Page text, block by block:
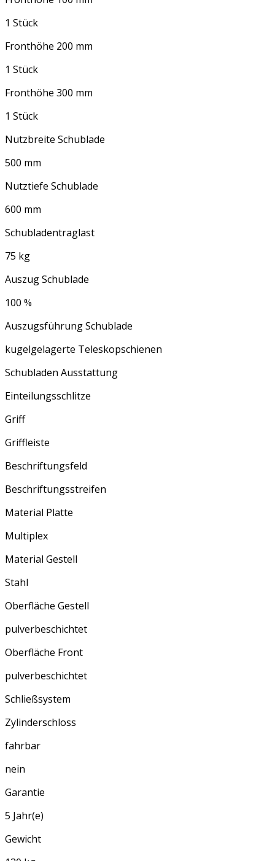
1 Stück
Fronthöhe 200 mm
1 Stück
Fronthöhe 300 mm
1 Stück
Nutzbreite Schublade
500 mm
Nutztiefe Schublade
600 mm
Schubladentraglast
75 kg
Auszug Schublade
100 %
Auszugsführung Schublade
kugelgelagerte Teleskopschienen
Schubladen Ausstattung
Einteilungsschlitze
Griff
Griffleiste
Beschriftungsfeld
Beschriftungsstreifen
Material Platte
Multiplex
Material Gestell
Stahl
Oberfläche Gestell
pulverbeschichtet
Oberfläche Front
pulverbeschichtet
Schließsystem
Zylinderschloss
fahrbar
nein
Garantie
5 Jahr(e)
Gewicht